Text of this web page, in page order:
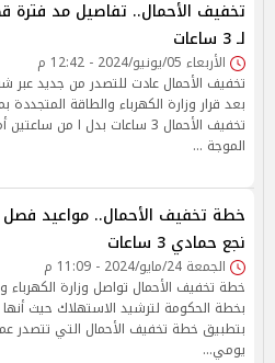
تخفيف الأحمال.. تفاصيل مد فترة
لـ 3 ساعات
الأربعاء 05/يونيو/2024 - 12:42 م
تخفيف الأحمال عادت للتصدر من جديد عبر
بعد قرار وزارة الكهرباء والطاقة المتجددة
تخفيف الأحمال 3 ساعات بدل ا من
الموجة …
خطة تخفيف الأحمال.. مواعيد فصل
نجع حمادي 3 ساعات
الجمعة 24/مايو/2024 - 11:09 م
خطة تخفيف الأحمال تواصل وزارة الكهرباء
بخطة الحكومة لترشيد الاستهلاك حيث
بتطبيق خطة تخفيف الأحمال التي تتصدر
يومي…